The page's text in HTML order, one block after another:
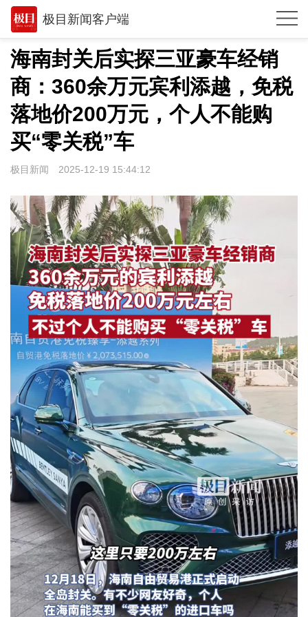
极目新闻客户端
推荐
观点
时政
湖北
武汉
世相
环球
专题
极客圈
经济
城建
科教
健康
悠游
相亲
汽车
房产
消费
创意
文化
海南封关后实探三亚豪车经销
商：360余万元宾利添越，免税
落地价200万元，个人不能购
买“零关税”车
极目新闻 2025-12-19 15:44:12